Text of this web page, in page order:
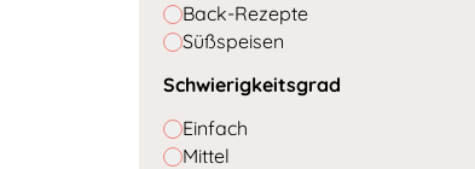
Back-Rezepte
Süßspeisen
Schwierigkeitsgrad
Einfach
Mittel